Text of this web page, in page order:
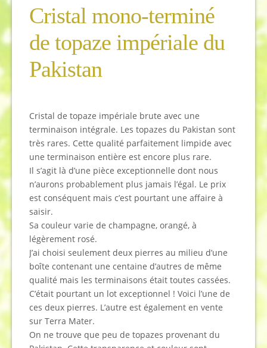
Cristal mono-terminé
de topaze impériale du
Pakistan
Cristal de topaze impériale brute avec une
terminaison intégrale. Les topazes du Pakistan sont
très rares. Cette qualité parfaitement limpide avec
une terminaison entière est encore plus rare.
Il s’agit là d’une pièce exceptionnelle dont nous
n’aurons probablement plus jamais l’égal. Le prix
est conséquent mais c’est pourtant une affaire à
saisir.
Sa couleur varie de champagne, orangé, à
légèrement rosé.
J’ai choisi seulement deux pierres au milieu d’une
boîte contenant une centaine d’autres de même
qualité mais les terminaisons était toutes cassées.
C’était pourtant un lot exceptionnel ! Voici l’une de
ces deux pierres. L’autre est également en vente
sur Terra Mater.
On ne trouve que peu de topazes provenant du